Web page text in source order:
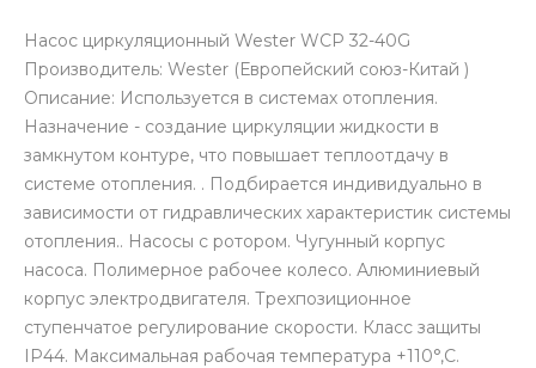
Насос циркуляционный Wester WCP 32-40G
Производитель: Wester (Европейский союз-Китай )
Описание: Используется в системах отопления.
Назначение - создание циркуляции жидкости в
замкнутом контуре, что повышает теплоотдачу в
системе отопления. . Подбирается индивидуально в
зависимости от гидравлических характеристик системы
отопления.. Насосы с ротором. Чугунный корпус
насоса. Полимерное рабочее колесо. Алюминиевый
корпус электродвигателя. Трехпозиционное
ступенчатое регулирование скорости. Класс защиты
IP44. Максимальная рабочая температура +110°,C.